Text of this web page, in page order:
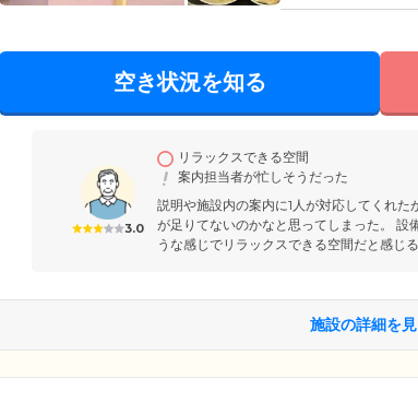
空き状況を知る
3.0
リラックスできる空間
案内担当者が忙しそうだった
説明や施設内の案内に1人が対応してくれ
が足りてないのかなと思ってしまった。 設
うな感じでリラックスできる空間だと感じる
施設の詳細を